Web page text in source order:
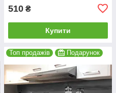
510 ₴
Купити
Топ продажів Подарунок